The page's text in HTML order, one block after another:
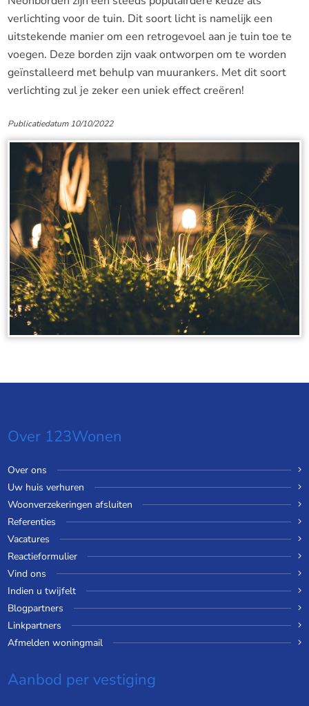
verlichting voor de tuin. Dit soort licht is namelijk een
uitstekende manier om een retrogevoel aan je tuin toe te
voegen. Deze borden zijn vaak ontworpen om te worden
geïnstalleerd met behulp van muurankers. Met dit soort
verlichting zul je zeker een uniek effect creëren!
Publicatiedatum 10/10/2022
Over 123Wonen
Over ons
Uw huis verhuren
Woonverzekeringen afsluiten
Referenties
Vacatures
Reactieformulier
Vind ons
Indien u twijfelt
Blogpartners
Linkpartners
Afmelden woningmail
Aanbod per vestiging